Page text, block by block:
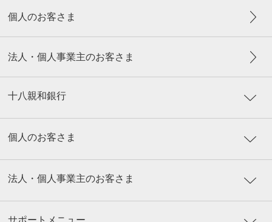
個人のお客さま
法人・個人事業主のお客さま
十八親和銀行
個人のお客さま
法人・個人事業主のお客さま
サポートメニュー